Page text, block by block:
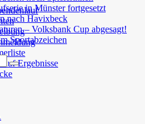
Ergebnisse
in Münster fortgesetzt
nach Havixbeck
– Volksbank Cup abgesagt!
Sportabzeichen